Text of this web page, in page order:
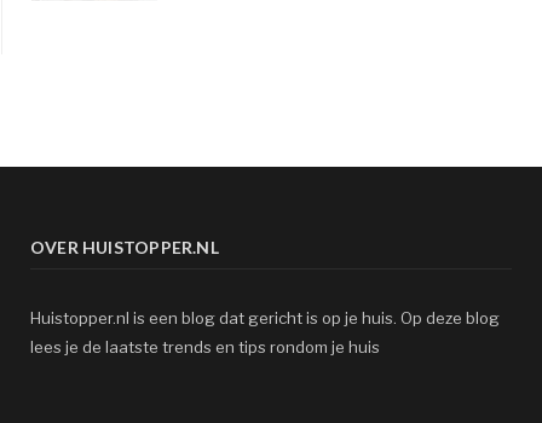
OVER HUISTOPPER.NL
Huistopper.nl is een blog dat gericht is op je huis. Op deze blog
lees je de laatste trends en tips rondom je huis